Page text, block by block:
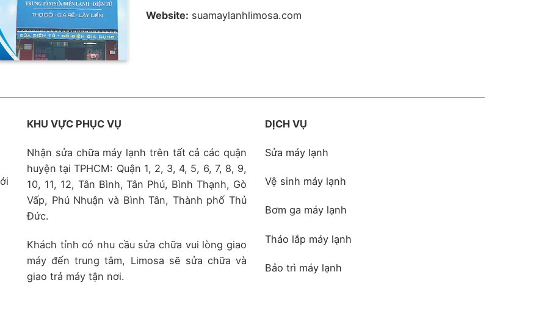
Website: suamaylanhlimosa.com
KHU VỰC PHỤC VỤ
Nhận sửa chữa máy lạnh trên tất cả các quận
huyện tại TPHCM: Quận 1, 2, 3, 4, 5, 6, 7, 8, 9,
10, 11, 12, Tân Bình, Tân Phú, Bình Thạnh, Gò
Vấp, Phú Nhuận và Bình Tân, Thành phố Thủ
Đức.
Khách tỉnh có nhu cầu sửa chữa vui lòng giao
máy đến trung tâm, Limosa sẽ sửa chữa và
giao trả máy tận nơi.
DỊCH VỤ
Sửa máy lạnh
Vệ sinh máy lạnh
Bơm ga máy lạnh
Tháo lắp máy lạnh
Bảo trì máy lạnh